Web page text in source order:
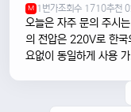
M 1번가조회수 1710추천 0
오늘은 자주 문의 주시
의 전압은 220V로 한국
요없이 동일하게 사용